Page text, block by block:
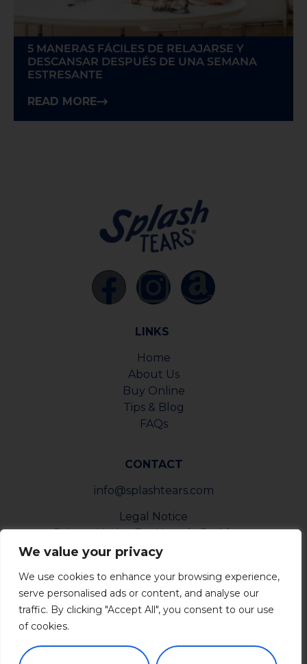
We value your privacy
We use cookies to enhance your browsing experience,
serve personalised ads or content, and analyse our
traffic. By clicking "Accept All", you consent to our use
of cookies.
5 MANERAS FÁCILES DE RELAJARSE Y
DESCANSAR DESPUÉS DE UNA SEMANA
ESTRESANTE
READ MORE
LINKS
Home
About Us
Buy Online
Tips & Blog
FAQs
CONTACT
info@splashtears.com
Legal Notice
Privacy Notice For Nevada Residents
Privacy Notice For California Residents
Report Form